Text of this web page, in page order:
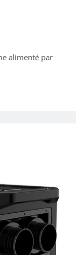
alimenté par